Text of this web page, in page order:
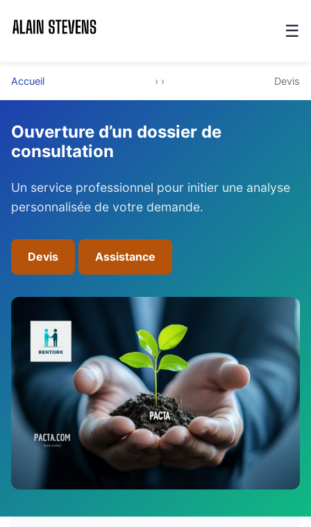
☰
Accueil › › Devis
Ouverture d’un dossier de
consultation
Un service professionnel pour initier une analyse
personnalisée de votre demande.
Devis Assistance